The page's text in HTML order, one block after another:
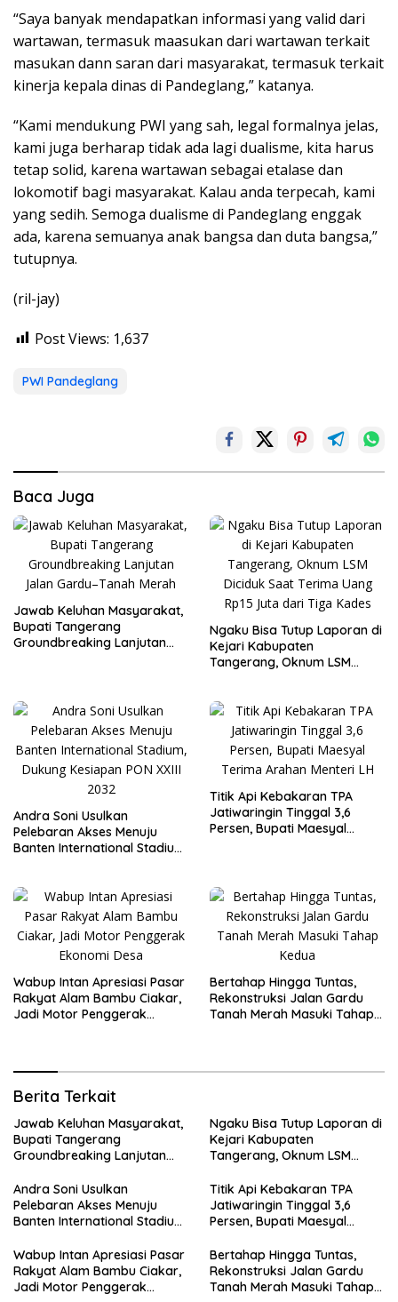
“Saya banyak mendapatkan informasi yang valid dari
wartawan, termasuk maasukan dari wartawan terkait
masukan dann saran dari masyarakat, termasuk terkait
kinerja kepala dinas di Pandeglang,” katanya.
“Kami mendukung PWI yang sah, legal formalnya jelas,
kami juga berharap tidak ada lagi dualisme, kita harus
tetap solid, karena wartawan sebagai etalase dan
lokomotif bagi masyarakat. Kalau anda terpecah, kami
yang sedih. Semoga dualisme di Pandeglang enggak
ada, karena semuanya anak bangsa dan duta bangsa,”
tutupnya.
(ril-jay)
Post Views: 1,637
PWI Pandeglang
Baca Juga
Jawab Keluhan Masyarakat,
Bupati Tangerang
Groundbreaking Lanjutan
Ngaku Bisa Tutup Laporan di
Kejari Kabupaten
Tangerang, Oknum LSM
Andra Soni Usulkan
Pelebaran Akses Menuju
Banten International Stadium,
Titik Api Kebakaran TPA
Jatiwaringin Tinggal 3,6
Persen, Bupati Maesyal
Wabup Intan Apresiasi Pasar
Rakyat Alam Bambu Ciakar,
Jadi Motor Penggerak
Bertahap Hingga Tuntas,
Rekonstruksi Jalan Gardu
Tanah Merah Masuki Tahap
Berita Terkait
Jawab Keluhan Masyarakat,
Bupati Tangerang
Groundbreaking Lanjutan
Ngaku Bisa Tutup Laporan di
Kejari Kabupaten
Tangerang, Oknum LSM
Rp15 Juta dari Tiga Kades
Andra Soni Usulkan
Pelebaran Akses Menuju
Banten International Stadium,
2032
Titik Api Kebakaran TPA
Jatiwaringin Tinggal 3,6
Persen, Bupati Maesyal
Wabup Intan Apresiasi Pasar
Rakyat Alam Bambu Ciakar,
Jadi Motor Penggerak
Bertahap Hingga Tuntas,
Rekonstruksi Jalan Gardu
Tanah Merah Masuki Tahap